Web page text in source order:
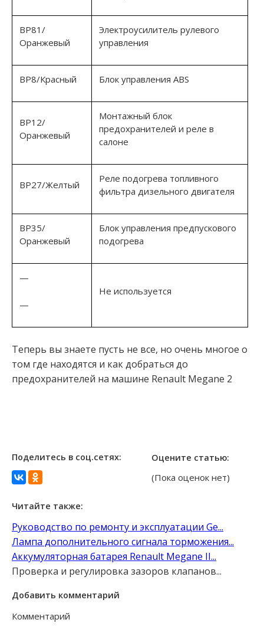
ВР81/
Оранжевый
Электроусилитель рулевого
управления
ВР8/Красный Блок управления ABS
ВР12/
Оранжевый
Монтажный блок
предохранителей и реле в
салоне
ВР27/Желтый
Реле подогрева топливного
фильтра дизельного двигателя
ВР35/
Оранжевый
Блок управления предпускового
подогрева
—
—
Не используется
Теперь вы знаете пусть не все, но очень многое о
том где находятся и как добраться до
предохранителей на машине Renault Megane 2
Поделитесь в соц.сетях: Оцените статью:
(Пока оценок нет)
Читайте также:
Руководство по ремонту и эксплуатации Ge...
Лампа дополнительного сигнала торможения...
Аккумуляторная батарея Renault Megane II...
Проверка и регулировка зазоров клапанов...
Добавить комментарий
Комментарий